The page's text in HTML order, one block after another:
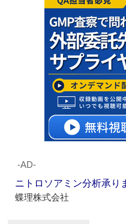
‐AD‐
ニトロソアミン分析承
蝶理株式会社